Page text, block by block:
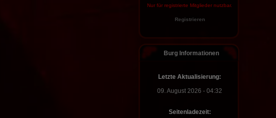
Neolor :Tag 1347, Yurr Shoutbox
Nebelwelt :Ich lebe noch, aber
ShaitanJr :Na ihr
Dungeons anzubieten.
Baltarsar : Auf ihn, er ist bekornt
und kann sich nicht mehr wehren.
Neolor :*wirft die leere Flasche
Nur für registrierte Mitglieder nutzbar.
Registrieren
Burg Informationen
Letzte Aktualisierung:
09. August 2026 - 04:32
Seitenladezeit: